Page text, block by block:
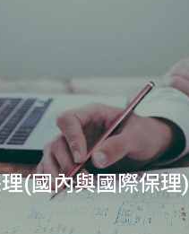
(國內與國際保理)